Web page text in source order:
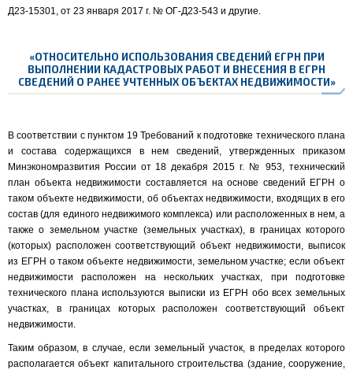
Д23-15301, от 23 января 2017 г. № ОГ-Д23-543 и другие.
«ОТНОСИТЕЛЬНО ИСПОЛЬЗОВАНИЯ СВЕДЕНИЙ ЕГРН ПРИ
ВЫПОЛНЕНИИ КАДАСТРОВЫХ РАБОТ И ВНЕСЕНИЯ В ЕГРН
СВЕДЕНИЙ О РАНЕЕ УЧТЕННЫХ ОБЪЕКТАХ НЕДВИЖИМОСТИ»
В соответствии с пунктом 19 Требований к подготовке технического плана
и состава содержащихся в нем сведений, утвержденных приказом
Минэкономразвития России от 18 декабря 2015 г. № 953, технический
план объекта недвижимости составляется на основе сведений ЕГРН о
таком объекте недвижимости, об объектах недвижимости, входящих в его
состав (для единого недвижимого комплекса) или расположенных в нем, а
также о земельном участке (земельных участках), в границах которого
(которых) расположен соответствующий объект недвижимости, выписок
из ЕГРН о таком объекте недвижимости, земельном участке; если объект
недвижимости расположен на нескольких участках, при подготовке
технического плана используются выписки из ЕГРН обо всех земельных
участках, в границах которых расположен соответствующий объект
недвижимости.
Таким образом, в случае, если земельный участок, в пределах которого
располагается объект капитального строительства (здание, сооружение,